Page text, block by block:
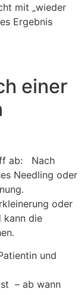
mit „wieder
Ergebnis
einer
ab: Nach
Needling oder
oder
kann die
und
– ab wann